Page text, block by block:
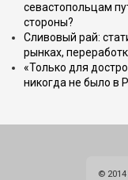
севастопольцам
стороны?
Сливовый рай:
рынках,
«Только для
никогда не было в
©